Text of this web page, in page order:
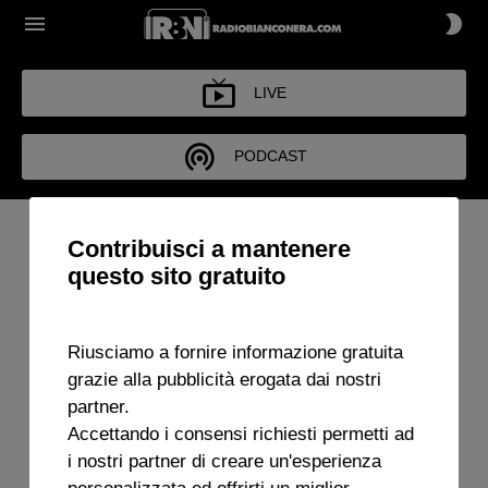
LIVE
PODCAST
Contribuisci a mantenere
questo sito gratuito
Riusciamo a fornire informazione gratuita
grazie alla pubblicità erogata dai nostri
partner.
Accettando i consensi richiesti permetti ad
i nostri partner di creare un'esperienza